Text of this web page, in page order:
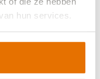
hun services.
uw gegevens